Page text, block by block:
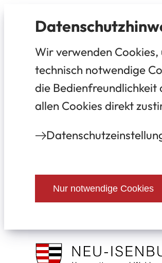
Wir verwenden
technisch notwendige
die Bedienfreundlichkeit
allen Cookies direkt
Nur notwendige Cookies
Stadt